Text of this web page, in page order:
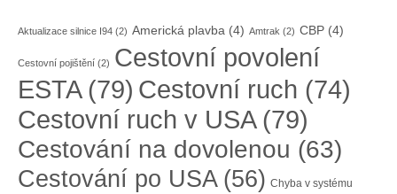
Aktualizace silnice I94 (2) Americká plavba (4) Amtrak (2) CBP (4)
Cestovní pojištění (2) Cestovní povolení
ESTA(79) Cestovní ruch (74)
Cestovní ruch v USA(79)
Cestování na dovolenou (63)
Cestování po USA(56) Chyba v systému